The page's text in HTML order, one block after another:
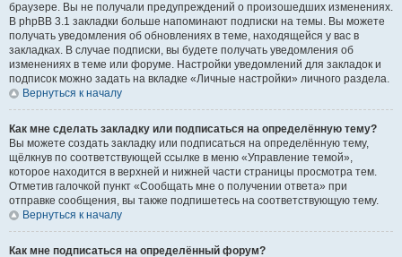
браузере. Вы не получали предупреждений о произошедших изменениях.
В phpBB 3.1 закладки больше напоминают подписки на темы. Вы можете
получать уведомления об обновлениях в теме, находящейся у вас в
закладках. В случае подписки, вы будете получать уведомления об
изменениях в теме или форуме. Настройки уведомлений для закладок и
подписок можно задать на вкладке «Личные настройки» личного раздела.
Вернуться к началу
Как мне сделать закладку или подписаться на определённую тему?
Вы можете создать закладку или подписаться на определённую тему,
щёлкнув по соответствующей ссылке в меню «Управление темой»,
которое находится в верхней и нижней части страницы просмотра тем.
Отметив галочкой пункт «Сообщать мне о получении ответа» при
отправке сообщения, вы также подпишетесь на соответствующую тему.
Вернуться к началу
Как мне подписаться на определённый форум?